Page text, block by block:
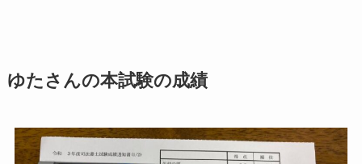
ゆたさんの本試験の成績